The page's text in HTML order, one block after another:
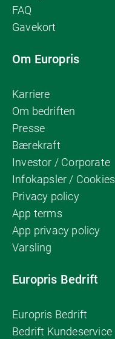
FAQ
Gavekort
Om Europris
Karriere
Om bedriften
Presse
Bærekraft
Investor / Corporate
Infokapsler / Cookies
Privacy policy
App terms
App privacy policy
Varsling
Europris Bedrift
Europris Bedrift
Bedrift Kundeservice